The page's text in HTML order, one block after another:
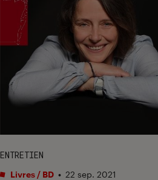
ENTRETIEN
Livres / BD • 22 sep. 2021